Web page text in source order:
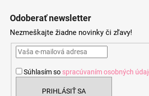
Odoberať newsletter
Nezmeškajte žiadne novinky či zľavy!
Súhlasím so spracúvaním osobných
PRIHLÁSIŤ SA